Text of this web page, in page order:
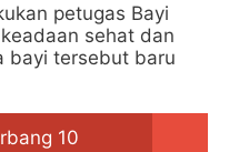
petugas Bayi
sehat dan
bayi tersebut baru
10